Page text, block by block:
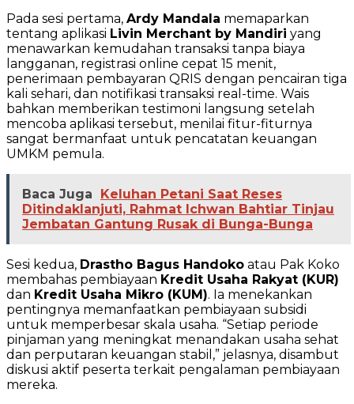
Pada sesi pertama, Ardy Mandala memaparkan
tentang aplikasi Livin Merchant by Mandiri yang
menawarkan kemudahan transaksi tanpa biaya
langganan, registrasi online cepat 15 menit,
penerimaan pembayaran QRIS dengan pencairan tiga
kali sehari, dan notifikasi transaksi real-time. Wais
bahkan memberikan testimoni langsung setelah
mencoba aplikasi tersebut, menilai fitur-fiturnya
sangat bermanfaat untuk pencatatan keuangan
UMKM pemula.
Baca Juga
Keluhan Petani Saat Reses
Ditindaklanjuti, Rahmat Ichwan Bahtiar Tinjau
Jembatan Gantung Rusak di Bunga-Bunga
Sesi kedua, Drastho Bagus Handoko atau Pak Koko
membahas pembiayaan Kredit Usaha Rakyat (KUR)
dan Kredit Usaha Mikro (KUM). Ia menekankan
pentingnya memanfaatkan pembiayaan subsidi
untuk memperbesar skala usaha. “Setiap periode
pinjaman yang meningkat menandakan usaha sehat
dan perputaran keuangan stabil,” jelasnya, disambut
diskusi aktif peserta terkait pengalaman pembiayaan
mereka.